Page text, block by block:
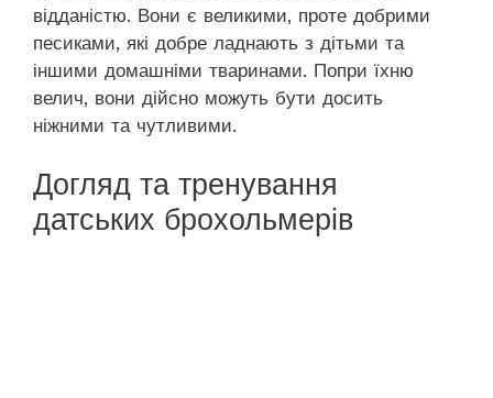
відданістю. Вони є великими, проте добрими
песиками, які добре ладнають з дітьми та
іншими домашніми тваринами. Попри їхню
велич, вони дійсно можуть бути досить
ніжними та чутливими.
Догляд та тренування
датських брохольмерів